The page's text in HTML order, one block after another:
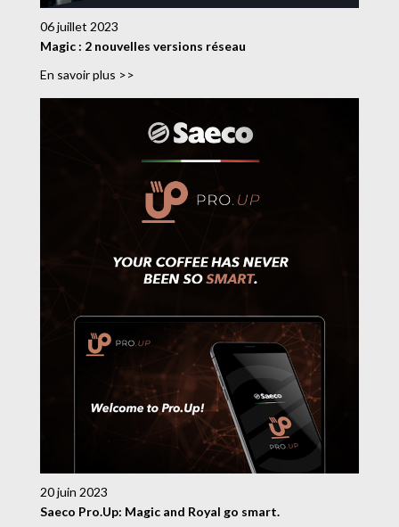
06 juillet 2023
Magic : 2 nouvelles versions réseau
En savoir plus >>
20 juin 2023
Saeco Pro.Up: Magic and Royal go smart.